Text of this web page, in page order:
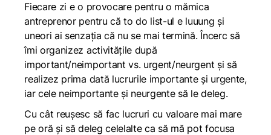
Fiecare zi e o provocare pentru o mămica
antreprenor pentru că to do list-ul e luuung și
uneori ai senzația că nu se mai termină. Încerc să
îmi organizez activitățile după
important/neimportant vs. urgent/neurgent și să
realizez prima dată lucrurile importante și urgente,
iar cele neimportante și neurgente să le deleg.
Cu cât reușesc să fac lucruri cu valoare mai mare
pe oră și să deleg celelalte ca să mă pot focusa